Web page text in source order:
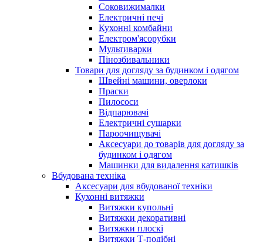
Соковижималки
Електричні печі
Кухонні комбайни
Електром'ясорубки
Мультиварки
Пінозбивальники
Товари для догляду за будинком і одягом
Швейні машини, оверлоки
Праски
Пилососи
Відпарювачі
Електричні сушарки
Пароочищувачі
Аксесуари до товарів для догляду за
будинком і одягом
Машинки для видалення катишків
Вбудована техніка
Аксесуари для вбудованої техніки
Кухонні витяжки
Витяжки купольні
Витяжки декоративні
Витяжки плоскі
Витяжки Т-подібні